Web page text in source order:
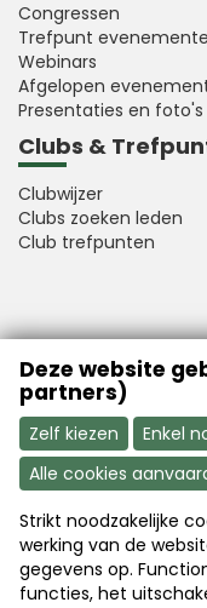
Congressen
Trefpunt
Webinars
Afgelopen
Presentaties en
Clubs &
Clubwijzer
Clubs zoeken leden
Club trefpunten
VFB is a
Deze website
partners)
Zelf kiezen
Enkel
Alle cookies
Strikt noodzakelijke
werking van de
gegevens op.
functies, het